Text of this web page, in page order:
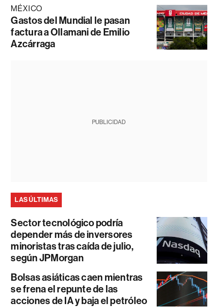
MÉXICO
Gastos del Mundial le pasan
factura a Ollamani de Emilio
Azcárraga
PUBLICIDAD
LAS ÚLTIMAS
Sector tecnológico podría
depender más de inversores
minoristas tras caída de julio,
según JPMorgan
Bolsas asiáticas caen mientras
se frena el repunte de las
acciones de IA y baja el petróleo